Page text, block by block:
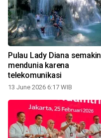
Pulau Lady Diana semakin
mendunia karena
telekomunikasi
13 June 2026 6:17 WIB